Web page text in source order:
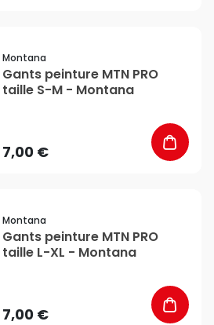
Montana
Gants peinture MTN PRO
taille S-M - Montana
7,00 €
Montana
Gants peinture MTN PRO
taille L-XL - Montana
7,00 €